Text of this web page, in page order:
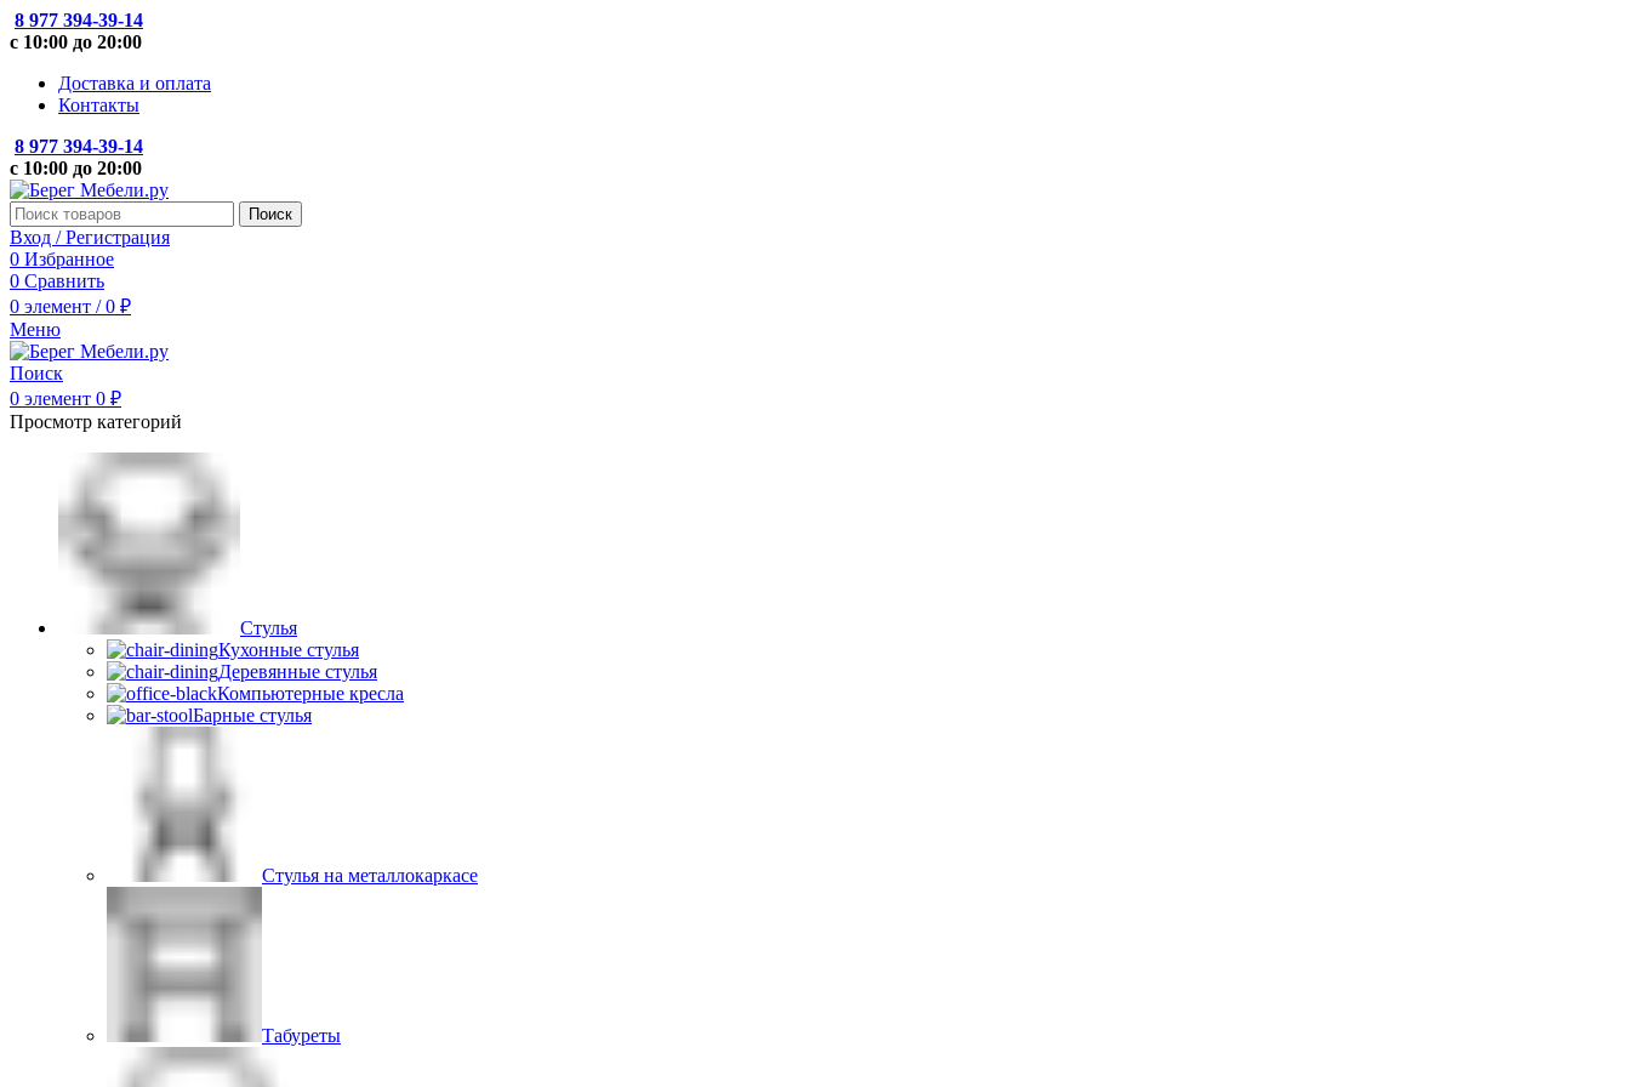
8 977 394-39-14
с 10:00 до 20:00
Доставка и оплата
Контакты
8 977 394-39-14
с 10:00 до 20:00
Поиск
Вход / Регистрация
0 Избранное
0 Сравнить
0 элемент / 0 ₽
Меню
Поиск
0 элемент 0 ₽
Просмотр категорий
Стулья
Кухонные стулья
Деревянные стулья
Компьютерные кресла
Барные стулья
Стулья на металлокаркасе
Табуреты